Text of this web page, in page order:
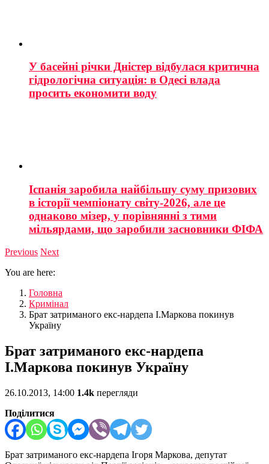
У басейні річки Дністер відбулася критична
гідрологічна ситуація: в Одесі влада
просить економити воду
Іспанія заробила найбільшу суму призових
в історії чемпіонату світу-2026, але це
однаково мізер, у порівнянні з тими
мільярдами, що заробили засновники ФІФА
Previous Next
You are here:
Головна
Кримінал
Брат затриманого екс-нардепа І.Маркова покинув
Україну
Брат затриманого екс-нардепа
І.Маркова покинув Україну
26.10.2013, 14:00 1.4k перегляди
Поділитися
Брат затриманого екс-нардепа Ігоря Маркова, депутат